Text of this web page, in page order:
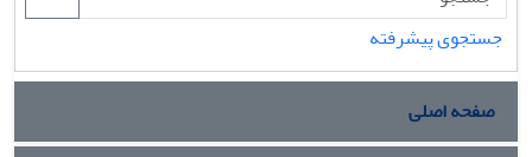
جستجوی پیشرفته
صفحه اصلی